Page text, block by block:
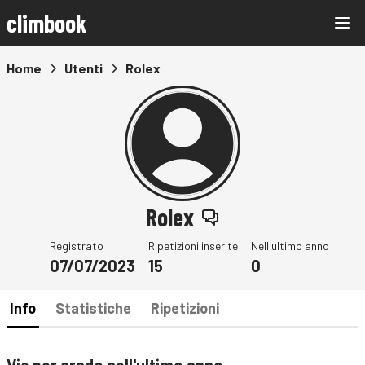
climbook
Home Utenti Rolex
Rolex
Registrato
07/07/2023
Ripetizioni inserite
15
Nell'ultimo anno
0
Info Statistiche Ripetizioni